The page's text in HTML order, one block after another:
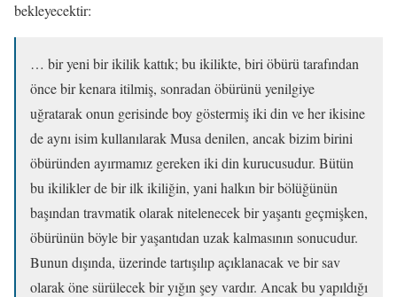
bekleyecektir:
… bir yeni bir ikilik kattık; bu ikilikte, biri öbürü tarafından
önce bir kenara itilmiş, sonradan öbürünü yenilgiye
uğratarak onun gerisinde boy göstermiş iki din ve her ikisine
de aynı isim kullanılarak Musa denilen, ancak bizim birini
öbüründen ayırmamız gereken iki din kurucusudur. Bütün
bu ikilikler de bir ilk ikiliğin, yani halkın bir bölüğünün
başından travmatik olarak nitelenecek bir yaşantı geçmişken,
öbürünün böyle bir yaşantıdan uzak kalmasının sonucudur.
Bunun dışında, üzerinde tartışılıp açıklanacak ve bir sav
olarak öne sürülecek bir yığın şey vardır. Ancak bu yapıldığı